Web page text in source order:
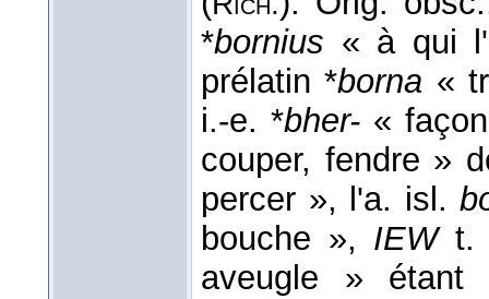
*bornius « à qui
prélatin *borna «
i.-e. *bher- «
couper, fendre »
percer », l'a. isl.
bouche », IEWt.
aveugle »